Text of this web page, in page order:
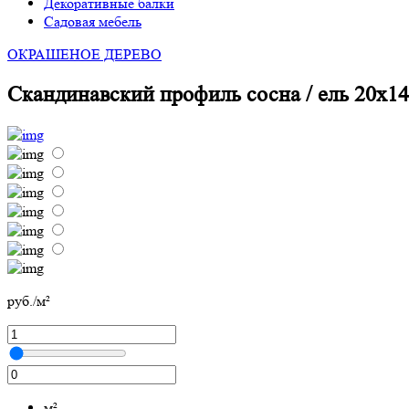
Садовая мебель
ОКРАШЕНОЕ ДЕРЕВО
Скандинавский профиль сосна / ель
руб./м²